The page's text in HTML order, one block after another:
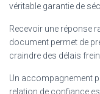
véritable garantie de
Recevoir une réponse
document permet de
craindre des délais
Un accompagnement
relation de confiance